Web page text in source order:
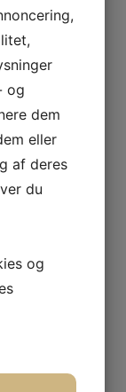
priser
og
dem
eller
af deres
du
og